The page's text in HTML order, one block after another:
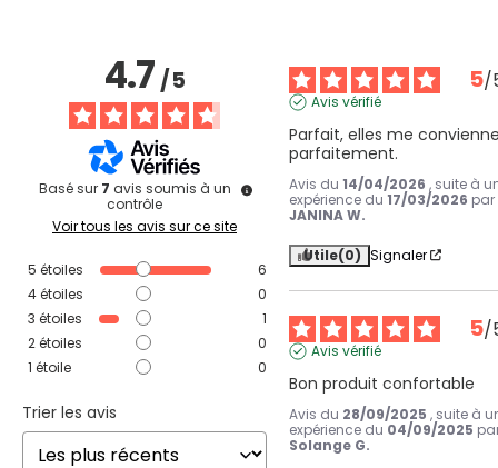
4.7/5
Basé sur 7 avis soumis à un
contrôle
Voir tous les avis sur ce site
5 étoiles
6
4étoiles
0
3 étoiles
1
2étoiles
0
1 étoile 0
Trier les avis
5/
Avis vérifié
Parfait, elles me
parfaitement.
Avis du 14/04/2026 , suite à
expérience du 17/03/2026 par
JANINA W.
Utile(0) Signaler
5/
Avis vérifié
Bon produit confortable
Avis du 28/09/2025 , suite à
expérience du 04/09/2025
Solange G.